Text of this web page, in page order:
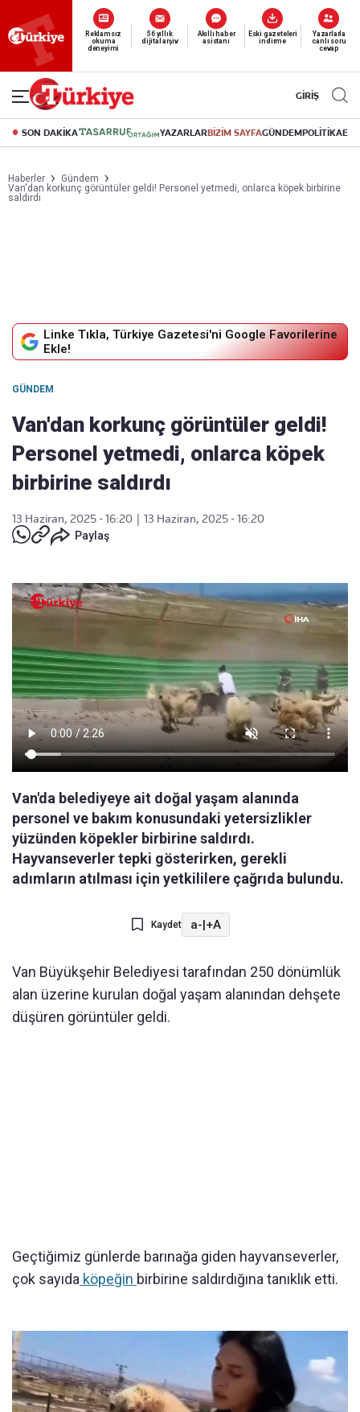
Reklamsız
okuma
deneyimi
56 yıllık
dijital arşiv
Akıllı haber
asistanı
Eski gazeteleri
indirme
Yazarlarla
canlı soru
cevap
GİRİŞ
SON DAKİKA YAZARLARBİZİM SAYFAGÜNDEMPOLİTİKA
Haberler
Gündem
Van'dan korkunç görüntüler geldi! Personel yetmedi, onlarca köpek birbirine
saldırdı
Linke Tıkla, Türkiye Gazetesi'ni Google Favorilerine
Ekle!
GÜNDEM
Van'dan korkunç görüntüler geldi!
Personel yetmedi, onlarca köpek
birbirine saldırdı
13 Haziran, 2025 - 16:20
13 Haziran, 2025 - 16:20
Paylaş
Van'da belediyeye ait doğal yaşam alanında
personel ve bakım konusundaki yetersizlikler
yüzünden köpekler birbirine saldırdı.
Hayvanseverler tepki gösterirken, gerekli
adımların atılması için yetkililere çağrıda bulundu.
Kaydet a-|+A
Van Büyükşehir Belediyesi tarafından 250 dönümlük
alan üzerine kurulan doğal yaşam alanından dehşete
düşüren görüntüler geldi.
Geçtiğimiz günlerde barınağa giden hayvanseverler,
çok sayıda köpeğin birbirine saldırdığına tanıklık etti.